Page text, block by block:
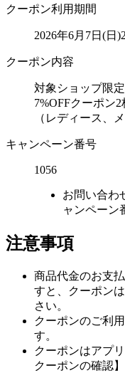
クーポン利用期間
2026年6月7日(日
クーポン内容
対象ショップ限
7%OFFクーポン2
（レディース、
キャンペーン番号
1056
お問い合わ
ャンペーン
注意事項
商品代金のお支
すと、クーポン
さい。
クーポンのご利
す。
クーポンはアプ
クーポンの確認